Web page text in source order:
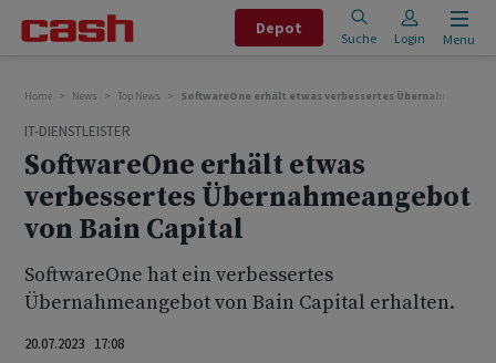
Depot
Suche Login Menu
Home News Top News SoftwareOne erhält etwas verbessertes
IT-DIENSTLEISTER
SoftwareOne erhält etwas
verbessertes Übernahmeangebot
von Bain Capital
SoftwareOne hat ein verbessertes
Übernahmeangebot von Bain Capital erhalten.
20.07.2023 17:08